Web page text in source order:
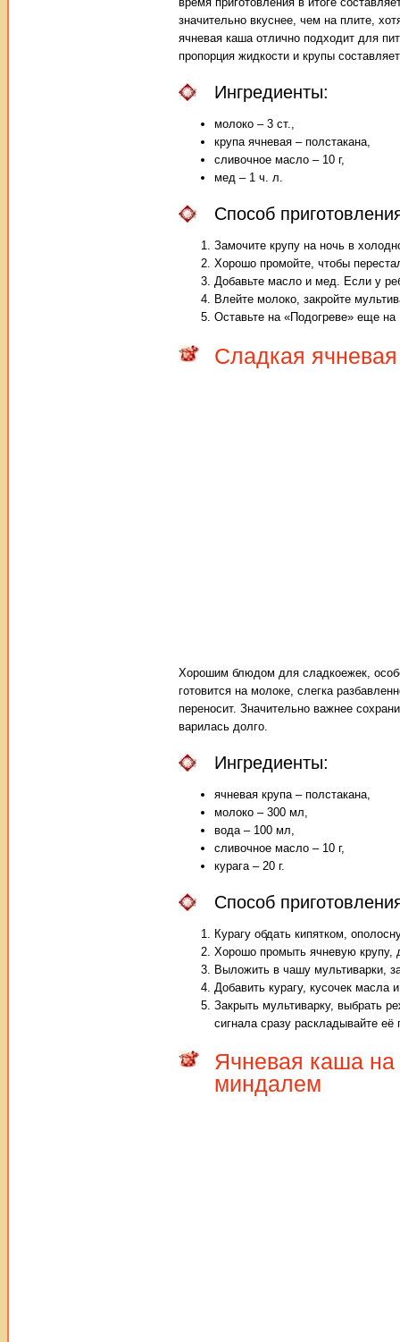
значительно вкуснее, чем на плите,
ячневая каша отлично подходит для
пропорция жидкости и крупы
Ингредиенты:
молоко – 3 ст.,
крупа ячневая – полстакана,
сливочное масло – 10 г,
мед – 1 ч. л.
Способ
Замочите крупу на ночь в
Хорошо промойте, чтобы
Добавьте масло и мед. Если у
Влейте молоко, закройте
Оставьте на «Подогреве» еще
Сладкая
Хорошим блюдом для сладкоежек,
готовится на молоке, слегка
переносит. Значительно важнее
варилась долго.
Ингредиенты:
ячневая крупа – полстакана,
молоко – 300 мл,
вода – 100 мл,
сливочное масло – 10 г,
курага – 20 г.
Способ
Курагу обдать кипятком,
Хорошо промыть ячневую крупу,
Выложить в чашу мультиварки,
Добавить курагу, кусочек масла
Закрыть мультиварку, выбрать
сигнала сразу раскладывайте
Ячневая каша на
миндалем